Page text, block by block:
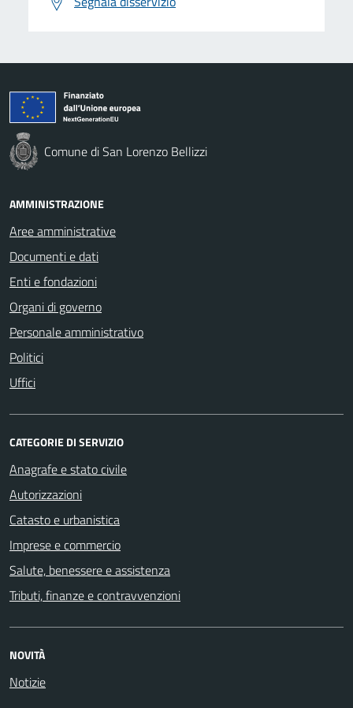
Comune di San Lorenzo Bellizzi
AMMINISTRAZIONE
Aree amministrative
Documenti e dati
Enti e fondazioni
Organi di governo
Personale amministrativo
Politici
Uffici
CATEGORIE DI SERVIZIO
Anagrafe e stato civile
Autorizzazioni
Catasto e urbanistica
Imprese e commercio
Salute, benessere e assistenza
Tributi, finanze e contravvenzioni
NOVITÀ
Notizie